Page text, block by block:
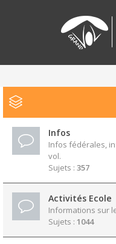
Infos
Infos fédérales,
vol.
Sujets : 357
Activités Ecole
Informations sur
Sujets : 1044